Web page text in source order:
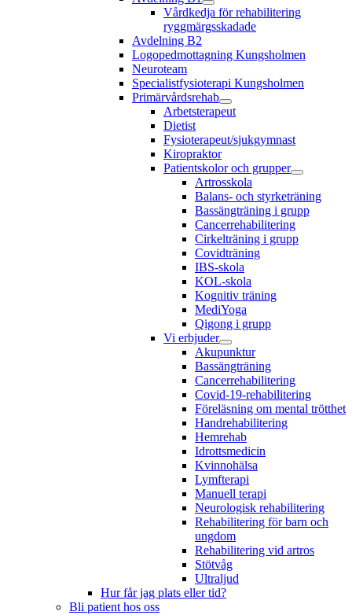
Vårdkedja för rehabilitering
ryggmärgsskadade
Avdelning B2
Logopedmottagning Kungsholmen
Neuroteam
Specialistfysioterapi Kungsholmen
Primärvårdsrehab
Arbetsterapeut
Dietist
Fysioterapeut/sjukgymnast
Kiropraktor
Patientskolor och grupper
Artrosskola
Balans- och styrketräning
Bassängträning i grupp
Cancerrehabilitering
Cirkelträning i grupp
Covidträning
IBS-skola
KOL-skola
Kognitiv träning
MediYoga
Qigong i grupp
Vi erbjuder
Akupunktur
Bassängträning
Cancerrehabilitering
Covid-19-rehabilitering
Föreläsning om mental trötthet
Handrehabilitering
Hemrehab
Idrottsmedicin
Kvinnohälsa
Lymfterapi
Manuell terapi
Neurologisk rehabilitering
Rehabilitering för barn och
ungdom
Rehabilitering vid artros
Stötvåg
Ultraljud
Hur får jag plats eller tid?
Bli patient hos oss